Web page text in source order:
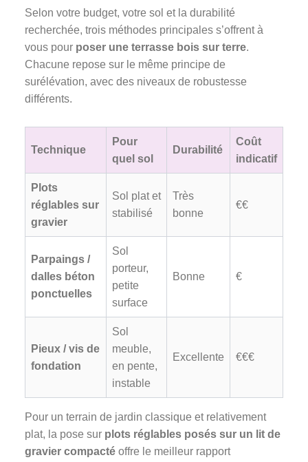
Selon votre budget, votre sol et la durabilité
recherchée, trois méthodes principales s’offrent à
vous pour poser une terrasse bois sur terre.
Chacune repose sur le même principe de
surélévation, avec des niveaux de robustesse
différents.
Technique
Pour
quel sol
Durabilité
Coût
indicatif
Plots
réglables sur
gravier
Sol plat et
stabilisé
Très
bonne
€€
Parpaings /
dalles béton
ponctuelles
Sol
porteur,
petite
surface
Bonne €
Pieux / vis de
fondation
Sol
meuble,
en pente,
instable
Excellente €€€
Pour un terrain de jardin classique et relativement
plat, la pose sur plots réglables posés sur un lit de
gravier compacté offre le meilleur rapport